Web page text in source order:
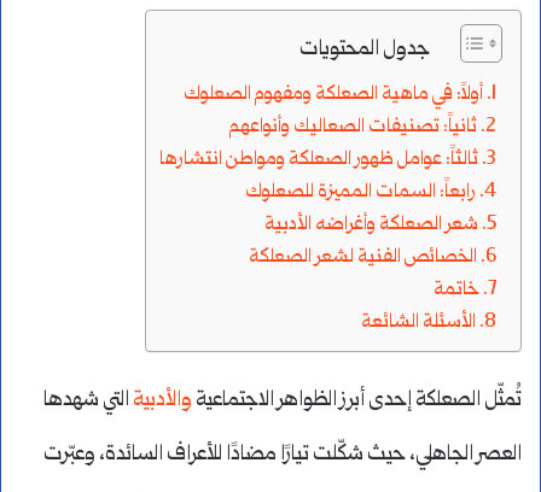
جدول المحتويات
أولاً: في ماهية الصعلكة ومفهوم الصعلوك
ثانياً: تصنيفات الصعاليك وأنواعهم
ثالثاً: عوامل ظهور الصعلكة ومواطن انتشارها
رابعاً: السمات المميزة للصعلوك
شعر الصعلكة وأغراضه الأدبية
الخصائص الفنية لشعر الصعلكة
خاتمة
الأسئلة الشائعة
تُمثّل الصعلكة إحدى أبرز الظواهر الاجتماعية والأدبية التي شهدها
العصر الجاهلي، حيث شكّلت تيارًا مضادًا للأعراف السائدة، وعبّرت